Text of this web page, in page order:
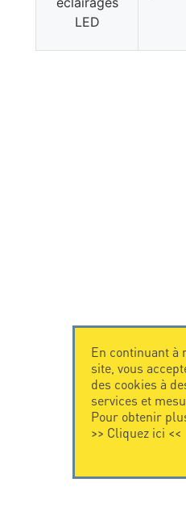
LED
En continuant à
site, vous
des cookies à
services et
Pour obtenir
>> Cliquez ici <<